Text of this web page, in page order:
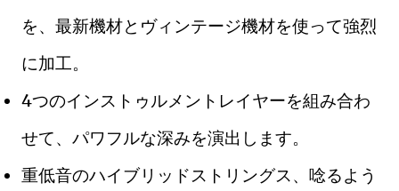
を、最新機材とヴィンテージ機材を使って強烈
に加工。
4つのインストゥルメントレイヤーを組み合わ
せて、パワフルな深みを演出します。
重低音のハイブリッドストリングス、唸るよう